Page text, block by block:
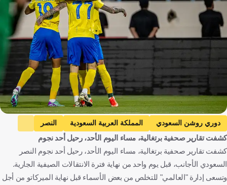
دوري روشن السعودي المملكة العربية السعودية
النصر
بورتو
البرتغال أليكس تيليس البرازيل كرة قدم
كشفت تقارير صحفية برتغالية، مساء اليوم الأحد، رحيل أحد نجوم
كشفت تقارير صحفية برتغالية، مساء اليوم الأحد، رحيل أحد نجوم النصر
السعودي الأجانب، قبل يوم واحد من نهاية فترة الانتقالات الصيفية الجارية.
وتسعى إدارة "العالمي" للتخلص من بعض الأسماء قبل نهاية الميركاتو من أجل